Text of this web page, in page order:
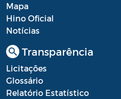
Mapa
Hino Oficial
Notícias
Transparência
Licitações
Glossário
Relatório Estatístico